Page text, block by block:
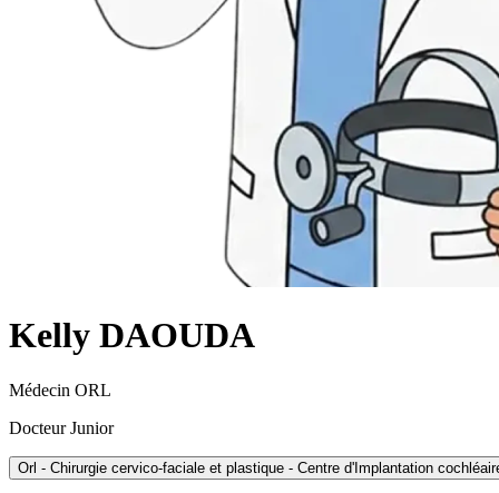
Kelly DAOUDA
Médecin ORL
Docteur Junior
Orl - Chirurgie cervico-faciale et plastique - Centre d'Implantation